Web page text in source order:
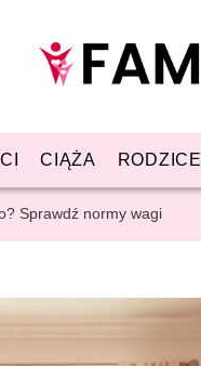
CIĄŻA RODZICE
Sprawdź normy wagi